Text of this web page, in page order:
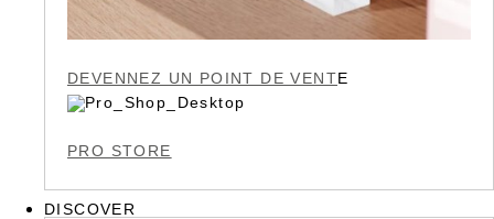
DEVENNEZ UN POINT DE VENTE
PRO STORE
DISCOVER